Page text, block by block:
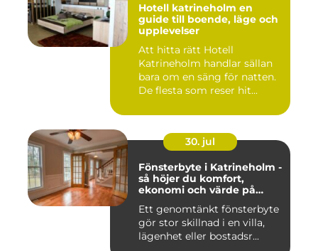
Hotell katrineholm en
guide till boende, läge och
upplevelser
Att hitta rätt Hotell
Katrineholm handlar sällan
bara om en säng för natten.
De flesta som reser hit...
30. jul
Fönsterbyte i Katrineholm -
så höjer du komfort,
ekonomi och värde på
Ett genomtänkt fönsterbyte
gör stor skillnad i en villa,
lägenhet eller bostadsr...